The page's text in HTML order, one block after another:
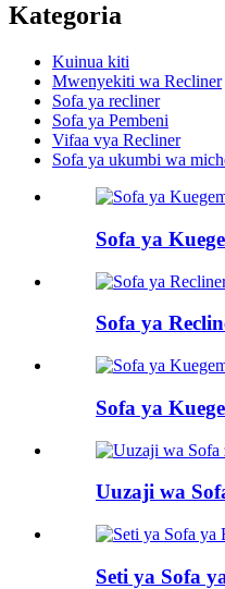
Kategoria
Kuinua kiti
Mwenyekiti wa Recliner
Sofa ya recliner
Sofa ya Pembeni
Vifaa vya Recliner
Sofa ya ukumbi wa
Sofa ya
Sofa ya
Sofa ya
Uuzaji wa
Seti ya Sofa